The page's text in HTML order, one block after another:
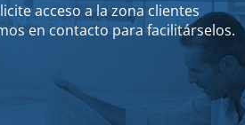
acceso a la zona clientes
en contacto para facilitárselos.